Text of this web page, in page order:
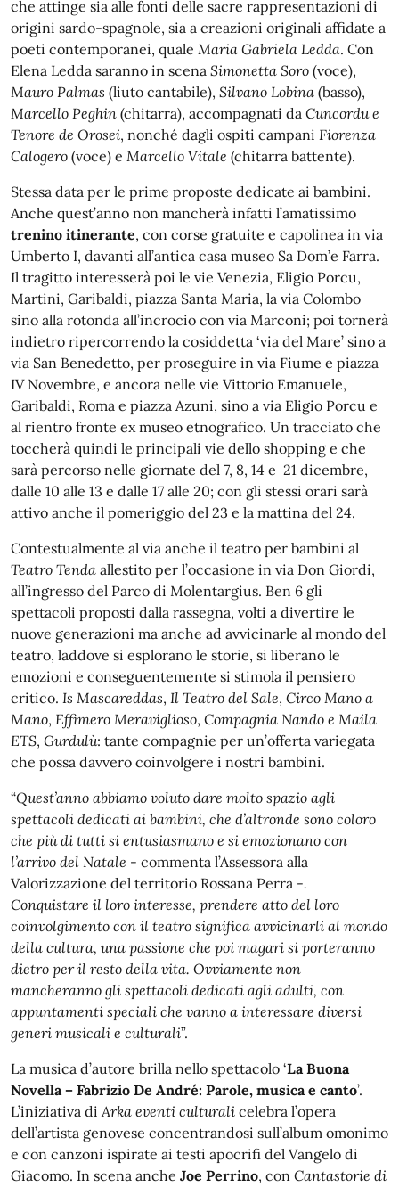
che attinge sia alle fonti delle sacre rappresentazioni di
origini sardo-spagnole, sia a creazioni originali affidate a
poeti contemporanei, quale Maria Gabriela Ledda. Con
Elena Ledda saranno in scena Simonetta Soro (voce),
Mauro Palmas (liuto cantabile), Silvano Lobina (basso),
Marcello Peghin (chitarra), accompagnati da Cuncordu e
Tenore de Orosei, nonché dagli ospiti campani Fiorenza
Calogero (voce) e Marcello Vitale (chitarra battente).
Stessa data per le prime proposte dedicate ai bambini.
Anche quest’anno non mancherà infatti l’amatissimo
trenino itinerante, con corse gratuite e capolinea in via
Umberto I, davanti all’antica casa museo Sa Dom’e Farra.
Il tragitto interesserà poi le vie Venezia, Eligio Porcu,
Martini, Garibaldi, piazza Santa Maria, la via Colombo
sino alla rotonda all’incrocio con via Marconi; poi tornerà
indietro ripercorrendo la cosiddetta ‘via del Mare’ sino a
via San Benedetto, per proseguire in via Fiume e piazza
IV Novembre, e ancora nelle vie Vittorio Emanuele,
Garibaldi, Roma e piazza Azuni, sino a via Eligio Porcu e
al rientro fronte ex museo etnografico. Un tracciato che
toccherà quindi le principali vie dello shopping e che
sarà percorso nelle giornate del 7, 8, 14 e 21 dicembre,
dalle 10 alle 13 e dalle 17 alle 20; con gli stessi orari sarà
attivo anche il pomeriggio del 23 e la mattina del 24.
Contestualmente al via anche il teatro per bambini al
Teatro Tenda allestito per l’occasione in via Don Giordi,
all’ingresso del Parco di Molentargius. Ben 6 gli
spettacoli proposti dalla rassegna, volti a divertire le
nuove generazioni ma anche ad avvicinarle al mondo del
teatro, laddove si esplorano le storie, si liberano le
emozioni e conseguentemente si stimola il pensiero
critico. Is Mascareddas, Il Teatro del Sale, Circo Mano a
Mano, Effimero Meraviglioso, Compagnia Nando e Maila
ETS, Gurdulù: tante compagnie per un’offerta variegata
che possa davvero coinvolgere i nostri bambini.
“Quest’anno abbiamo voluto dare molto spazio agli
spettacoli dedicati ai bambini, che d’altronde sono coloro
che più di tutti si entusiasmano e si emozionano con
l’arrivo del Natale - commenta l’Assessora alla
Valorizzazione del territorio Rossana Perra -.
Conquistare il loro interesse, prendere atto del loro
coinvolgimento con il teatro significa avvicinarli al mondo
della cultura, una passione che poi magari si porteranno
dietro per il resto della vita. Ovviamente non
mancheranno gli spettacoli dedicati agli adulti, con
appuntamenti speciali che vanno a interessare diversi
generi musicali e culturali”.
La musica d’autore brilla nello spettacolo ‘La Buona
Novella – Fabrizio De André: Parole, musica e canto’.
L’iniziativa diArka eventi culturali celebra l’opera
dell’artista genovese concentrandosi sull’album omonimo
e con canzoni ispirate ai testi apocrifi del Vangelo di
Giacomo. In scena anche Joe Perrino, con Cantastorie di